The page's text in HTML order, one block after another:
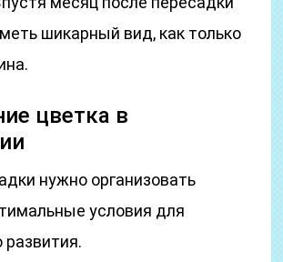
шикарный вид, как только
цветка в
нужно организовать
условия для